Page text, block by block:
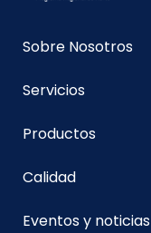
Sobre Nosotros
Servicios
Productos
Calidad
Eventos y noticias